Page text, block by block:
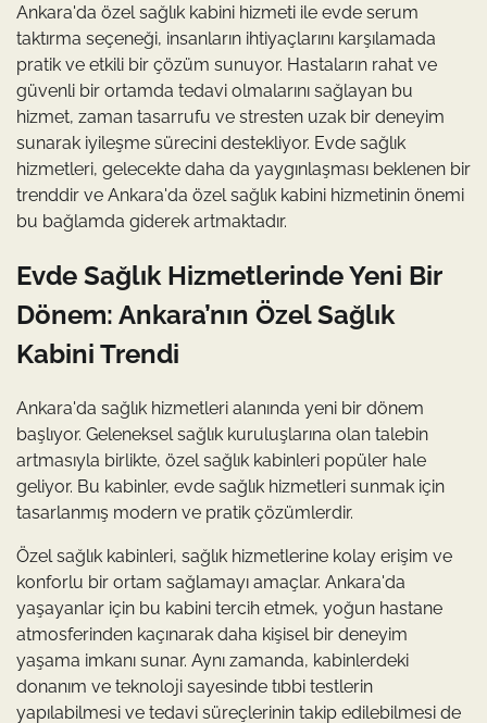
Ankara'da özel sağlık kabini hizmeti ile evde serum
taktırma seçeneği, insanların ihtiyaçlarını karşılamada
pratik ve etkili bir çözüm sunuyor. Hastaların rahat ve
güvenli bir ortamda tedavi olmalarını sağlayan bu
hizmet, zaman tasarrufu ve stresten uzak bir deneyim
sunarak iyileşme sürecini destekliyor. Evde sağlık
hizmetleri, gelecekte daha da yaygınlaşması beklenen bir
trenddir ve Ankara'da özel sağlık kabini hizmetinin önemi
bu bağlamda giderek artmaktadır.
Evde Sağlık Hizmetlerinde Yeni Bir
Dönem: Ankara’nın Özel Sağlık
Kabini Trendi
Ankara'da sağlık hizmetleri alanında yeni bir dönem
başlıyor. Geleneksel sağlık kuruluşlarına olan talebin
artmasıyla birlikte, özel sağlık kabinleri popüler hale
geliyor. Bu kabinler, evde sağlık hizmetleri sunmak için
tasarlanmış modern ve pratik çözümlerdir.
Özel sağlık kabinleri, sağlık hizmetlerine kolay erişim ve
konforlu bir ortam sağlamayı amaçlar. Ankara'da
yaşayanlar için bu kabini tercih etmek, yoğun hastane
atmosferinden kaçınarak daha kişisel bir deneyim
yaşama imkanı sunar. Aynı zamanda, kabinlerdeki
donanım ve teknoloji sayesinde tıbbi testlerin
yapılabilmesi ve tedavi süreçlerinin takip edilebilmesi de